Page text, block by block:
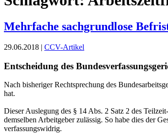
Mehrfache sachgrundlose
29.06.2018 | CCV-Artikel
Entscheidung des
Nach bisheriger Rechtsprechung des
hat.
Dieser Auslegung des § 14 Abs. 2 Satz 2 des
demselben Arbeitgeber zulässig. So habe dies der
verfassungswidrig.